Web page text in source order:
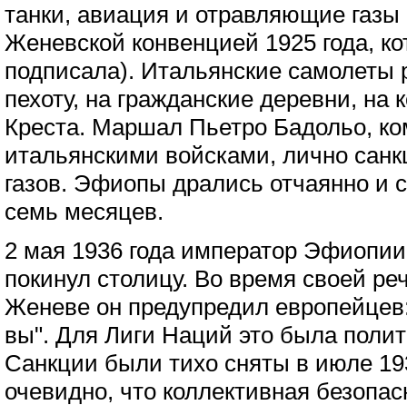
танки, авиация и отравляющие
Женевской конвенцией 1925 года,
подписала). Итальянские самолеты
пехоту, на гражданские деревни, на
Креста. Маршал Пьетро Бадольо,
итальянскими войсками, лично
газов. Эфиопы дрались отчаянно и
семь месяцев.
2 мая 1936 года император
покинул столицу. Во время своей
Женеве он предупредил
вы". Для Лиги Наций это была
Санкции были тихо сняты в июле
очевидно, что коллективная